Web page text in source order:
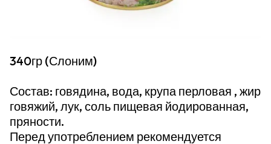
340гр (Слоним)
Состав: говядина, вода, крупа перловая , жир
говяжий, лук, соль пищевая йодированная,
пряности.
Перед употреблением рекомендуется